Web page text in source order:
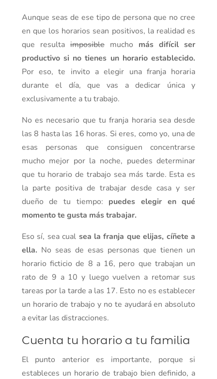
Aunque seas de ese tipo de persona que no cree
en que los horarios sean positivos, la realidad es
que resulta imposiblemucho más difícil ser
productivo si no tienes un horario establecido.
Por eso, te invito a elegir una franja horaria
durante el día, que vas a dedicar única y
exclusivamente a tu trabajo.
No es necesario que tu franja horaria sea desde
las 8 hasta las 16 horas. Si eres, como yo, una de
esas personas que consiguen concentrarse
mucho mejor por la noche, puedes determinar
que tu horario de trabajo sea más tarde. Esta es
la parte positiva de trabajar desde casa y ser
dueño de tu tiempo: puedes elegir en qué
momento te gusta más trabajar.
Eso sí, sea cual sea la franja que elijas, cíñete a
ella. No seas de esas personas que tienen un
horario ficticio de 8 a 16, pero que trabajan un
rato de 9 a 10 y luego vuelven a retomar sus
tareas por la tarde a las 17. Esto no es establecer
un horario de trabajo y no te ayudará en absoluto
a evitar las distracciones.
Cuenta tu horario a tu familia
El punto anterior es importante, porque si
estableces un horario de trabajo bien definido, a